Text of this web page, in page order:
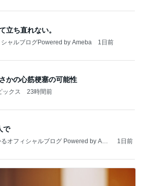
立ち直れない。
シャルブログPowered by Ameba 1日前
かの心筋梗塞の可能性
ックス 23時間前
で
オフィシャルブログ Powered by Ame
1日前